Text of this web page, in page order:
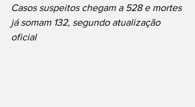
Casos suspeitos chegam a 528 e mortes
já somam 132, segundo atualização
oficial